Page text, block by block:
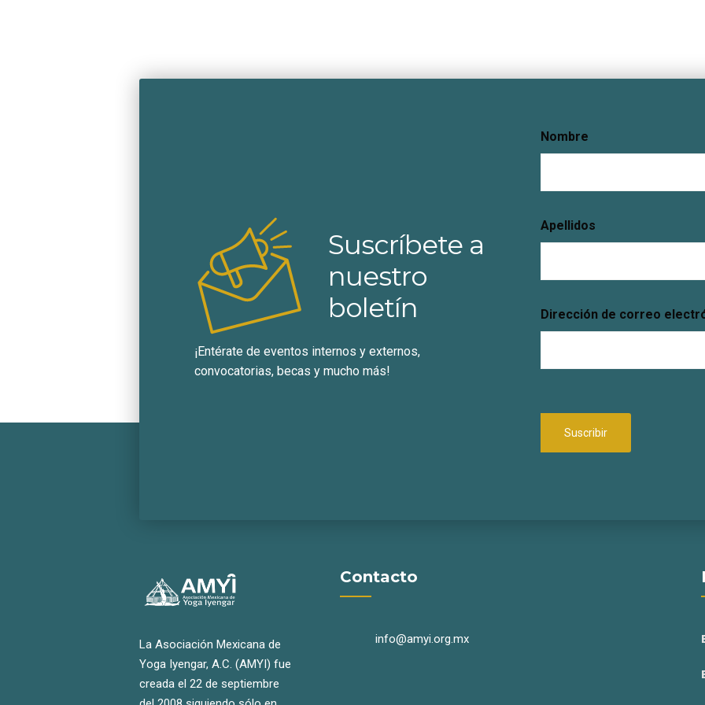
Suscríbete a
nuestro
boletín
¡Entérate de eventos internos y externos,
convocatorias, becas y mucho más!
Nombre
Apellidos
Dirección de correo
La Asociación Mexicana de
Yoga Iyengar, A.C. (AMYI) fue
creada el 22 de septiembre
Contacto
info@amyi.org.mx